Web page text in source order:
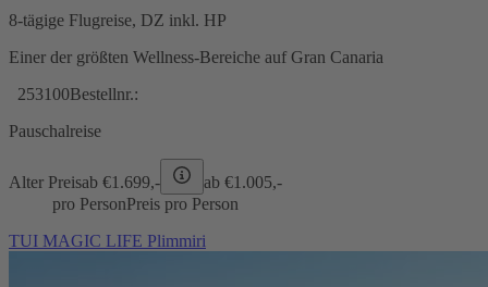
8-tägige Flugreise, DZ inkl. HP
Einer der größten Wellness-Bereiche auf Gran Canaria
253100Bestellnr.:
Pauschalreise
Alter Preisab €1.699,- ab €1.005,-
pro PersonPreis pro Person
TUI MAGIC LIFE Plimmiri